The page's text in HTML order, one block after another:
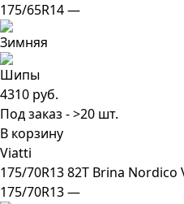
175/65R14 —
4310 руб.
Под заказ - >20 шт.
В корзину
Viatti
175/70R13 82T Brina Nordico
175/70R13 —